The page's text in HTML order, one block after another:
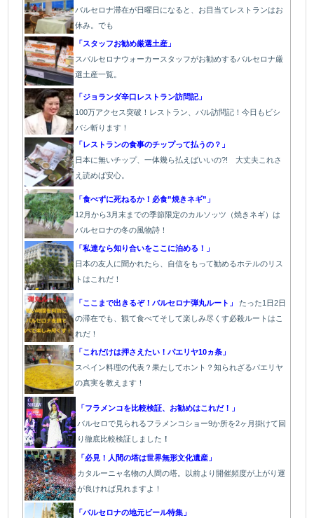
バルセロナ滞在が日曜日になると、お目当てレストランはお
休み。でも
「スタッフお勧め厳選土産」
スバルセロナウォーカースタッフがお勧めするバルセロナ厳
選土産一覧。
「ジョランダ辛口レストラン訪問記」
100万アクセス突破！レストラン、バル訪問記！今日もビシ
バシ斬ります！
「レストランの食事のチップって払うの？」
日本に無いチップ、一体幾ら払えばいいの?! 大丈夫これさ
え読めば安心。
「食べずに死ねるか！必食”焼きネギ”」
12月から3月末までの季節限定のカルソッツ（焼きネギ）は
バルセロナの冬の風物詩！
「私達なら知り合いをここに泊める！」
日本の友人に聞かれたら、自信をもって勧めるホテルのリス
トはこれだ！
「ここまで出きるぞ！バルセロナ弾丸ルート」 たった1 日2日
の滞在でも、観て食べてそして楽しみ尽くす必殺ルートはこ
れだ！
「これだけは押さえたい！パエリヤ10ヵ条」
スペイン料理の代表？果たしてホント？知られざるパエリヤ
の真実を教えます！
「フラメンコを比較検証、お勧めはこれだ！」
バルセロで見られるフラメンコショー9か所を2ヶ月掛けて回
り徹底比較検証しました ！
「必見！人間の塔は世界無形文化遺産」
カタルーニャ名物の人間の塔。以前より開催頻度が上がり運
が良ければ見れますよ！
「バルセロナの地元ビール特集」